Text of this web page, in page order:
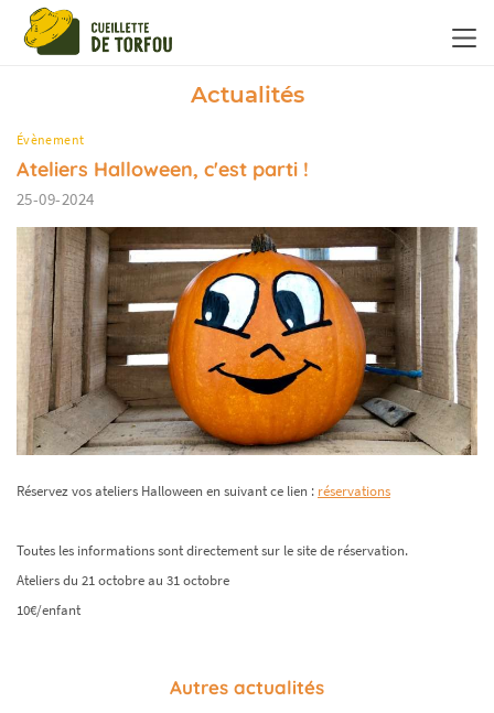
Actualités
Évènement
Ateliers Halloween, c'est parti !
25-09-2024
Réservez vos ateliers Halloween en suivant ce lien : réservations
Toutes les informations sont directement sur le site de réservation.
Ateliers du 21 octobre au 31 octobre
10€/enfant
Autres actualités
Panneau de gestion des cookies